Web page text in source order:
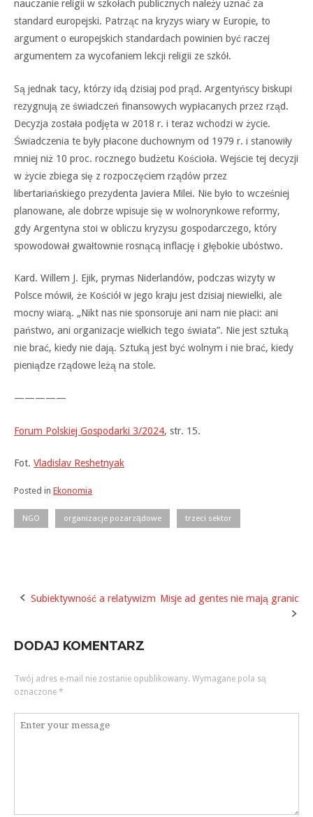
nauczanie religii w szkołach publicznych należy uznać za
standard europejski. Patrząc na kryzys wiary w Europie, to
argument o europejskich standardach powinien być raczej
argumentem za wycofaniem lekcji religii ze szkół.
Są jednak tacy, którzy idą dzisiaj pod prąd. Argentyńscy biskupi
rezygnują ze świadczeń finansowych wypłacanych przez rząd.
Decyzja została podjęta w 2018 r. i teraz wchodzi w życie.
Świadczenia te były płacone duchownym od 1979 r. i stanowiły
mniej niż 10 proc. rocznego budżetu Kościoła. Wejście tej decyzji
w życie zbiega się z rozpoczęciem rządów przez
libertariańskiego prezydenta Javiera Milei. Nie było to wcześniej
planowane, ale dobrze wpisuje się w wolnorynkowe reformy,
gdy Argentyna stoi w obliczu kryzysu gospodarczego, który
spowodował gwałtownie rosnącą inflację i głębokie ubóstwo.
Kard. Willem J. Ejik, prymas Niderlandów, podczas wizyty w
Polsce mówił, że Kościół w jego kraju jest dzisiaj niewielki, ale
mocny wiarą. „Nikt nas nie sponsoruje ani nam nie płaci: ani
państwo, ani organizacje wielkich tego świata”. Nie jest sztuką
nie brać, kiedy nie dają. Sztuką jest być wolnym i nie brać, kiedy
pieniądze rządowe leżą na stole.
—————
Forum Polskiej Gospodarki 3/2024, str. 15.
Fot. Vladislav Reshetnyak
Posted in Ekonomia
NGO organizacje pozarządowe trzeci sektor
Post
Subiektywność a relatywizm Misje ad gentes nie mają granic
DODAJ KOMENTARZ
Twój adres e-mail nie zostanie opublikowany. Wymagane pola są
oznaczone *
Komentarz